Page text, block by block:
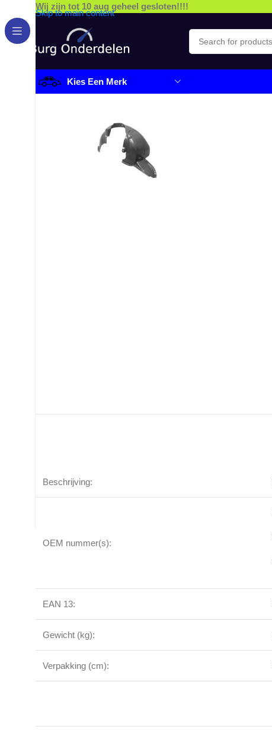
Skip to main content
Wij zijn tot 10 aug geheel gesloten!!!!
Kies Een Merk
Beschrijving:
OEM nummer(s):
EAN 13:
Gewicht (kg):
Verpakking (cm):